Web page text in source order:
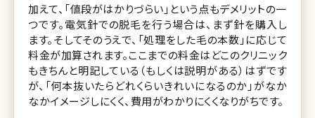
加えて、「値段がはかりづらい」という点もデメリットの一
つです。電気針での脱毛を行う場合は、まず針を購入し
ます。そしてそのうえで、「処理をした毛の本数」に応じて
料金が加算されます。ここまでの料金はどこのクリニック
もきちんと明記している（もしくは説明がある）はずです
が、「何本抜いたらどれくらいきれいになるのか」がなか
なかイメージしにくく、費用がわかりにくくなりがちです。